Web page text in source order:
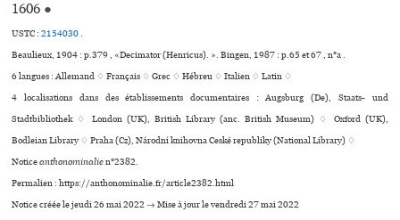
1606 ●
USTC :2154030.
Beaulieux, 1904 : p.379 , «Decimator (Henricus). ». Bingen, 1987 : p.65 et 67 , n°a .
6 langues :Allemand ♢Français ♢Grec ♢Hébreu ♢Italien ♢Latin ♢
4 localisations dans des établissements documentaires : Augsburg (De), Staats- und
Stadtbibliothek ♢ London (UK), British Library (anc. British Museum) ♢ Oxford (UK),
Bodleian Library ♢ Praha (Cz), Národní kni­hovna Ceské repu­bliky (National Library) ♢
Noticeanthonominalien°2382.
Permalien : https://anthonominalie.fr/article2382.html
Notice créée le jeudi 26 mai 2022 → Mise à jour le vendredi 27 mai 2022